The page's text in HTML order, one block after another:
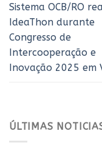
Sistema OCB/RO
IdeaThon durante
Congresso de
Intercooperação e
Inovação 2025 em
ÚLTIMAS